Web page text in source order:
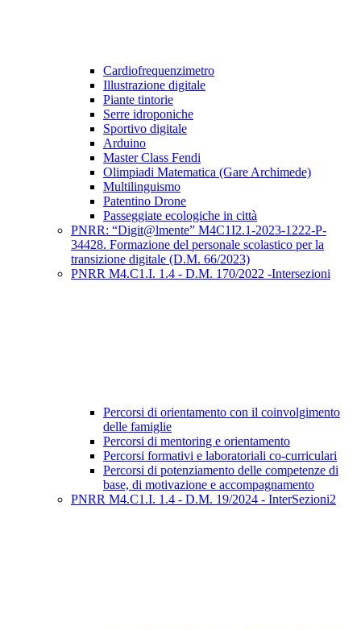
Cardiofrequenzimetro
Illustrazione digitale
Piante tintorie
Serre idroponiche
Sportivo digitale
Arduino
Master Class Fendi
Olimpiadi Matematica (Gare Archimede)
Multilinguismo
Patentino Drone
Passeggiate ecologiche in città
PNRR: “Digit@lmente” M4C1I2.1-2023-1222-P-
34428. Formazione del personale scolastico per la
transizione digitale (D.M. 66/2023)
PNRR M4.C1.I. 1.4 - D.M. 170/2022 -Intersezioni
Percorsi di orientamento con il coinvolgimento
delle famiglie
Percorsi di mentoring e orientamento
Percorsi formativi e laboratoriali co-curriculari
Percorsi di potenziamento delle competenze di
base, di motivazione e accompagnamento
PNRR M4.C1.I. 1.4 - D.M. 19/2024 - InterSezioni2